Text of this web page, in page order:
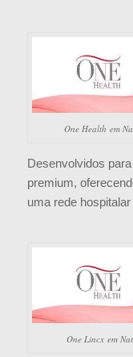
One Health em
Desenvolvidos
premium,
uma rede
One Lincx em